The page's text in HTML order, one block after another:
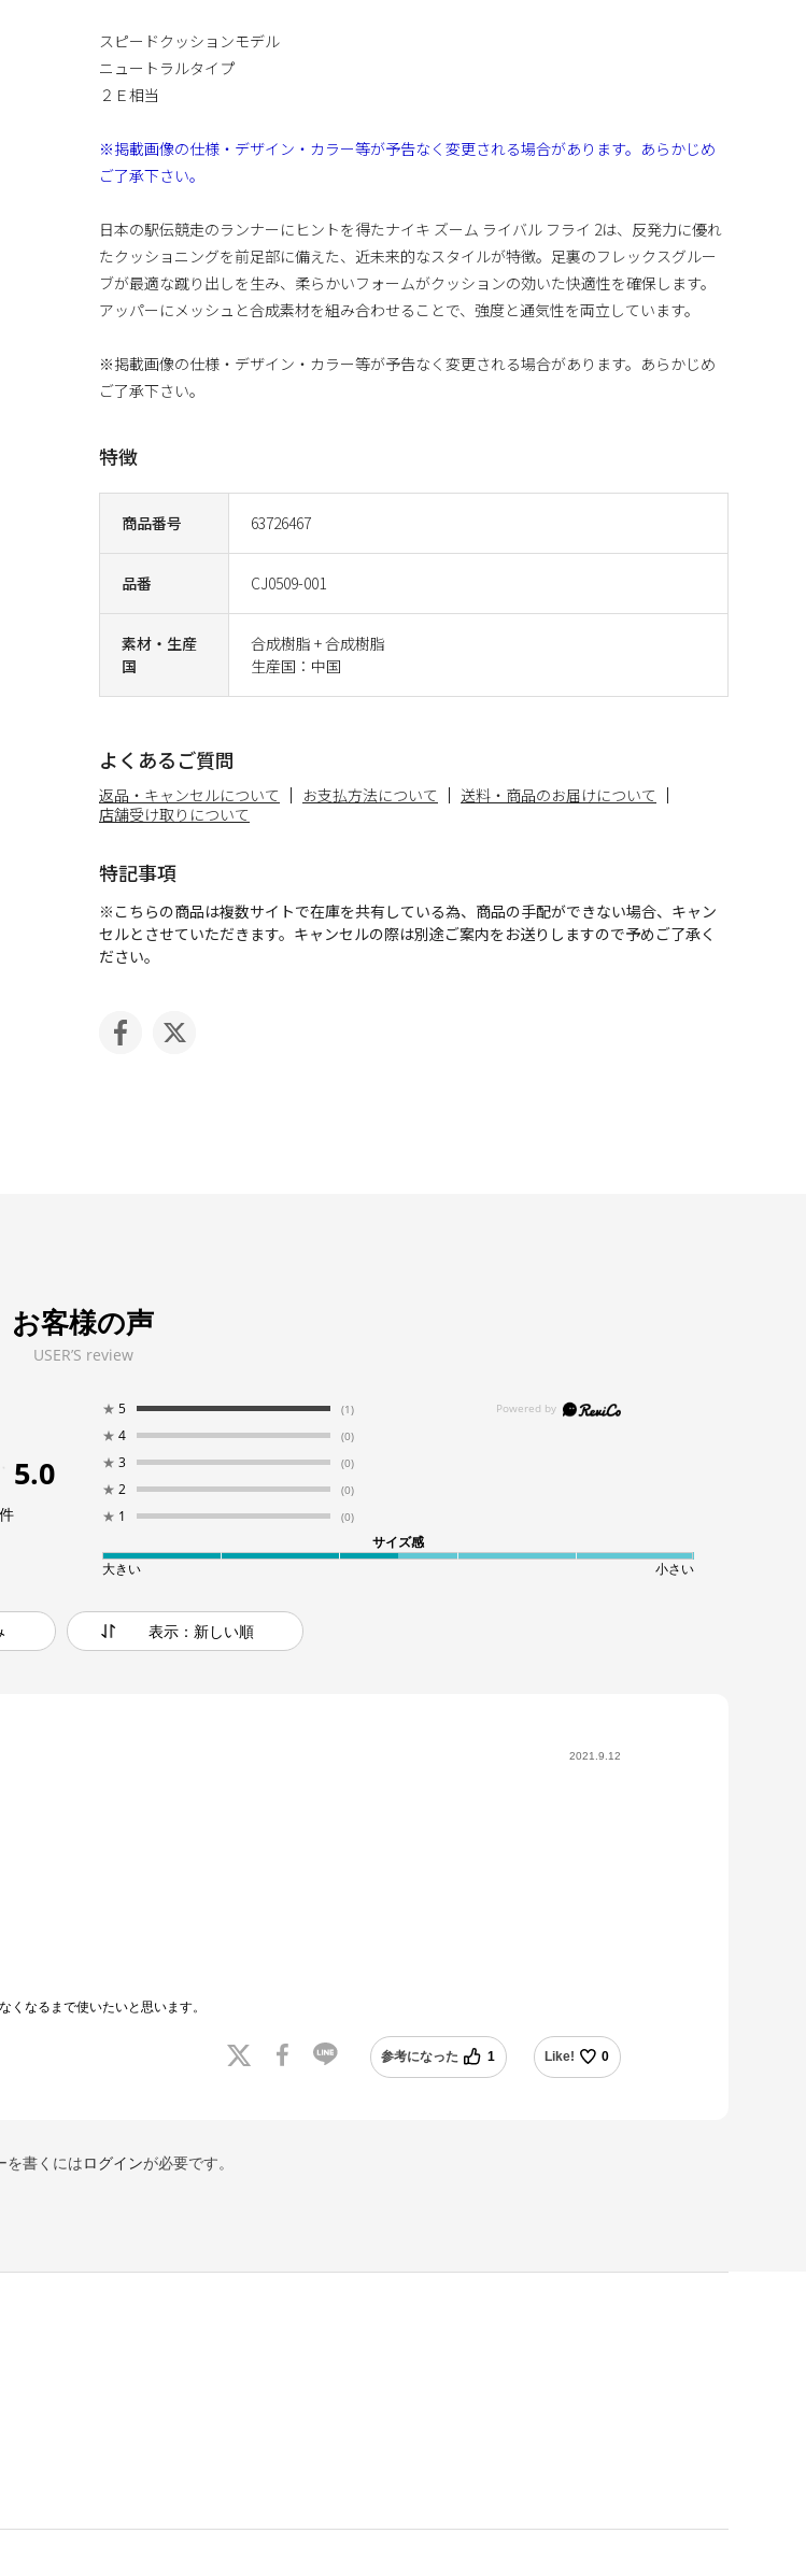
商品番号 63726467
品番 CJ0509-001
素材・生産
国
合成樹脂 + 合成樹脂
生産国：中国
スピードクッションモデル
ニュートラルタイプ
２Ｅ相当
※掲載画像の仕様・デザイン・カラー等が予告なく変更される場合があります。あらかじめ
ご了承下さい。
日本の駅伝競走のランナーにヒントを得たナイキ ズーム ライバル フライ 2は、反発力に優れ
たクッショニングを前足部に備えた、近未来的なスタイルが特徴。足裏のフレックスグルー
ブが最適な蹴り出しを生み、柔らかいフォームがクッションの効いた快適性を確保します。
アッパーにメッシュと合成素材を組み合わせることで、強度と通気性を両立しています。
※掲載画像の仕様・デザイン・カラー等が予告なく変更される場合があります。あらかじめ
ご了承下さい。
特徴
よくあるご質問
返品・キャンセルについて お支払方法について
送料・商品のお届けについて
店舗受け取りについて
特記事項
※こちらの商品は複数サイトで在庫を共有している為、商品の手配ができない場合、キャン
セルとさせていただきます。キャンセルの際は別途ご案内をお送りしますので予めご了承く
ださい。
お客様の声
USER’S review
5.0
件
★ 5 (1)
★ 4 (0)
★ 3 (0)
★ 2 (0)
★ 1 (0)
サイズ感
大きい
小さい
表示：新しい順
2021.9.12
なるまで使いたいと思います。
参考になった 1 Like! 0
を書くにはログインが必要です。